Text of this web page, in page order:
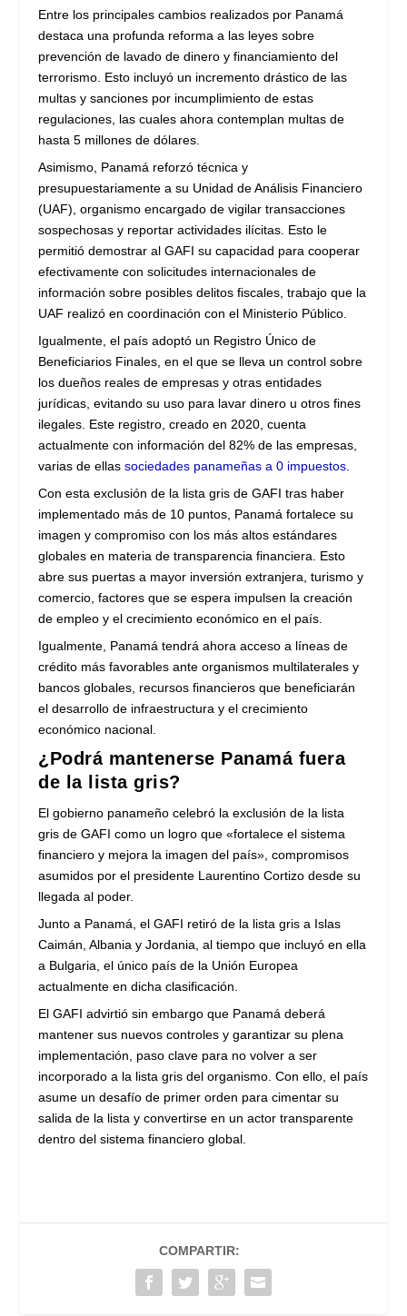
Entre los principales cambios realizados por Panamá
destaca una profunda reforma a las leyes sobre
prevención de lavado de dinero y financiamiento del
terrorismo. Esto incluyó un incremento drástico de las
multas y sanciones por incumplimiento de estas
regulaciones, las cuales ahora contemplan multas de
hasta 5 millones de dólares.
Asimismo, Panamá reforzó técnica y
presupuestariamente a su Unidad de Análisis Financiero
(UAF), organismo encargado de vigilar transacciones
sospechosas y reportar actividades ilícitas. Esto le
permitió demostrar al GAFI su capacidad para cooperar
efectivamente con solicitudes internacionales de
información sobre posibles delitos fiscales, trabajo que la
UAF realizó en coordinación con el Ministerio Público.
Igualmente, el país adoptó un Registro Único de
Beneficiarios Finales, en el que se lleva un control sobre
los dueños reales de empresas y otras entidades
jurídicas, evitando su uso para lavar dinero u otros fines
ilegales. Este registro, creado en 2020, cuenta
actualmente con información del 82% de las empresas,
varias de ellassociedades panameñas a 0 impuestos
Con esta exclusión de la lista gris de GAFI tras haber
implementado más de 10 puntos, Panamá fortalece su
imagen y compromiso con los más altos estándares
globales en materia de transparencia financiera. Esto
abre sus puertas a mayor inversión extranjera, turismo y
comercio, factores que se espera impulsen la creación
de empleo y el crecimiento económico en el país.
Igualmente, Panamá tendrá ahora acceso a líneas de
crédito más favorables ante organismos multilaterales y
bancos globales, recursos financieros que beneficiarán
el desarrollo de infraestructura y el crecimiento
económico nacional.
¿Podrá mantenerse Panamá fuera
de la lista gris?
El gobierno panameño celebró la exclusión de la lista
gris de GAFI como un logro que «fortalece el sistema
financiero y mejora la imagen del país», compromisos
asumidos por el presidente Laurentino Cortizo desde su
llegada al poder.
Junto a Panamá, el GAFI retiró de la lista gris a Islas
Caimán, Albania y Jordania, al tiempo que incluyó en ella
a Bulgaria, el único país de la Unión Europea
actualmente en dicha clasificación.
El GAFI advirtió sin embargo que Panamá deberá
mantener sus nuevos controles y garantizar su plena
implementación, paso clave para no volver a ser
incorporado a la lista gris del organismo. Con ello, el país
asume un desafío de primer orden para cimentar su
salida de la lista y convertirse en un actor transparente
dentro del sistema financiero global.
COMPARTIR: